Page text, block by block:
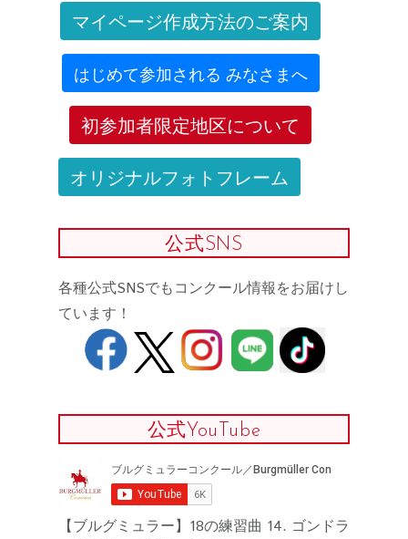
マイページ作成方法のご案内
はじめて参加される みなさまへ
初参加者限定地区について
オリジナルフォトフレーム
公式SNS
各種公式SNSでもコンクール情報をお届けし
ています！
公式YouTube
【ブルグミュラー】18の練習曲 14. ゴンドラ